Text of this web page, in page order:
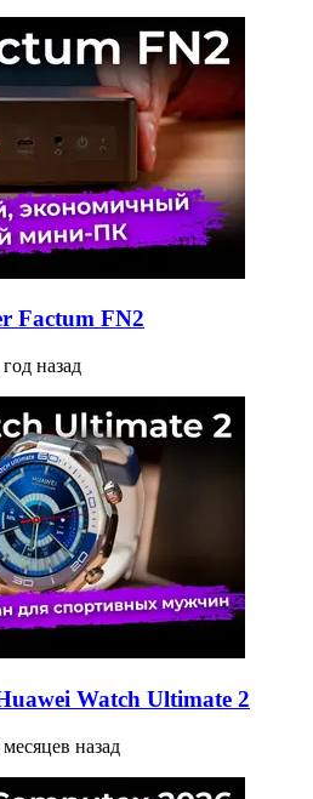
Factum FN2
год назад
Watch Ultimate 2
месяцев назад